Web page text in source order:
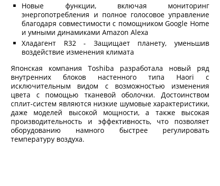
Новые функции, включая мониторинг
энергопотребления и полное голосовое управление
благодаря совместимости с помощником Google Home
и умными динамиками Amazon Alexa
Хладагент R32 - Защищает планету, уменьшив
воздействие изменения климата
Японская компания Toshiba разработала новый ряд
внутренних блоков настенного типа Haori с
исключительным видом с возможностью изменения
цвета с помощью тканевой оболочки. Достоинством
сплит-систем являются низкие шумовые характеристики,
даже моделей высокой мощности, а также высокая
производительность и эффективность, что позволяет
оборудованию намного быстрее регулировать
температуру воздуха.